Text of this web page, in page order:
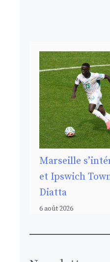
Marseille
et Ipswich
Diatta
6 août 2026